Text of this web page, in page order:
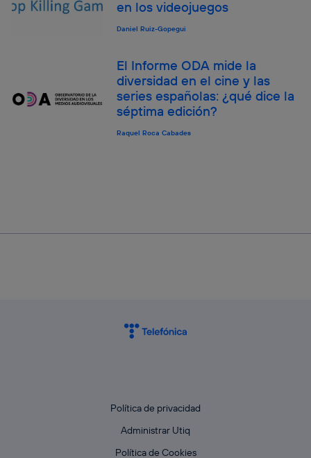
en los videojuegos
Daniel Ruiz-Gopegui
El Informe ODA mide la
diversidad en el cine y las
series españolas: ¿qué dice la
séptima edición?
Raquel Roca Cabades
Política de privacidad
Administrar Utiq
Política de Cookies